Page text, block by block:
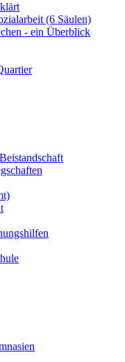
(6 Säulen)
- ein Überblick